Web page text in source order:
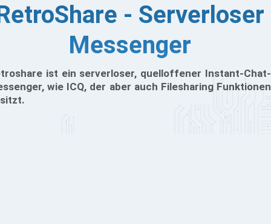
- Serverloser
Messenger
ist ein serverloser, quelloffener Instant-Chat-
wie ICQ, der aber auch Filesharing Funktionen